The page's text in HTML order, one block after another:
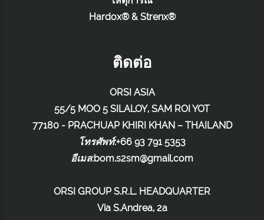
Hardox® & Strenx®
ติดต่อ
ORSI ASIA
55/5 MOO 5 SILALOY, SAM ROI YOT
77180 - PRACHUAP KHIRI KHAN – THAILAND
โทรศัพท์:+66 93 791 5353
อีเมล:bom.s2sm@gmail.com
ORSI GROUP S.R.L. HEADQUARTER
Via S.Andrea, 2a